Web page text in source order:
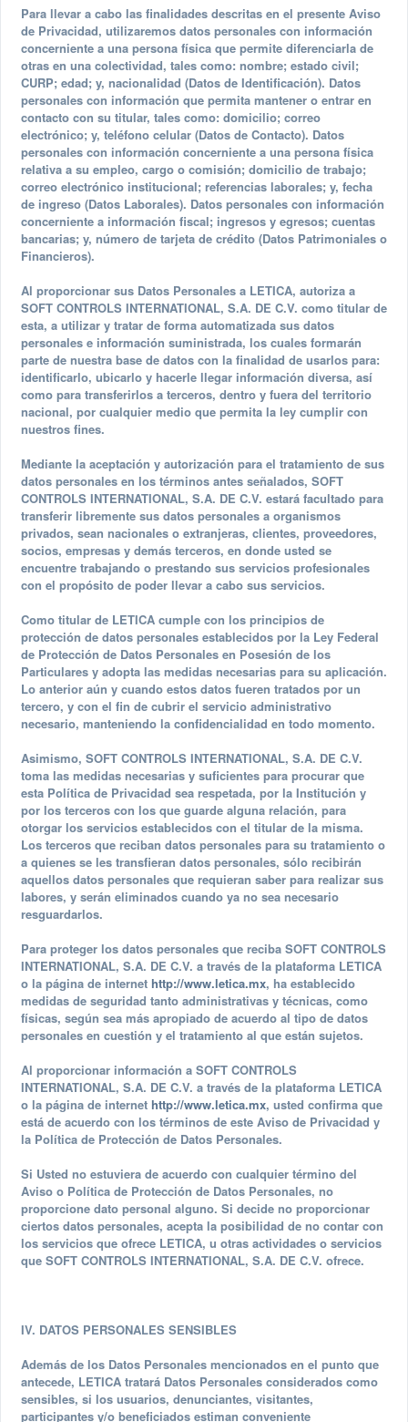
Para llevar a cabo las finalidades descritas en el presente Aviso
de Privacidad, utilizaremos datos personales con información
concerniente a una persona física que permite diferenciarla de
otras en una colectividad, tales como: nombre; estado civil;
CURP; edad; y, nacionalidad (Datos de Identificación). Datos
personales con información que permita mantener o entrar en
contacto con su titular, tales como: domicilio; correo
electrónico; y, teléfono celular (Datos de Contacto). Datos
personales con información concerniente a una persona física
relativa a su empleo, cargo o comisión; domicilio de trabajo;
correo electrónico institucional; referencias laborales; y, fecha
de ingreso (Datos Laborales). Datos personales con información
concerniente a información fiscal; ingresos y egresos; cuentas
bancarias; y, número de tarjeta de crédito (Datos Patrimoniales o
Financieros).
Al proporcionar sus Datos Personales a LETICA, autoriza a
SOFT CONTROLS INTERNATIONAL, S.A. DE C.V. como titular de
esta, a utilizar y tratar de forma automatizada sus datos
personales e información suministrada, los cuales formarán
parte de nuestra base de datos con la finalidad de usarlos para:
identificarlo, ubicarlo y hacerle llegar información diversa, así
como para transferirlos a terceros, dentro y fuera del territorio
nacional, por cualquier medio que permita la ley cumplir con
nuestros fines.
Mediante la aceptación y autorización para el tratamiento de sus
datos personales en los términos antes señalados, SOFT
CONTROLS INTERNATIONAL, S.A. DE C.V. estará facultado para
transferir libremente sus datos personales a organismos
privados, sean nacionales o extranjeras, clientes, proveedores,
socios, empresas y demás terceros, en donde usted se
encuentre trabajando o prestando sus servicios profesionales
con el propósito de poder llevar a cabo sus servicios.
Como titular de LETICA cumple con los principios de
protección de datos personales establecidos por la Ley Federal
de Protección de Datos Personales en Posesión de los
Particulares y adopta las medidas necesarias para su aplicación.
Lo anterior aún y cuando estos datos fueren tratados por un
tercero, y con el fin de cubrir el servicio administrativo
necesario, manteniendo la confidencialidad en todo momento.
Asimismo, SOFT CONTROLS INTERNATIONAL, S.A. DE C.V.
toma las medidas necesarias y suficientes para procurar que
esta Política de Privacidad sea respetada, por la Institución y
por los terceros con los que guarde alguna relación, para
otorgar los servicios establecidos con el titular de la misma.
Los terceros que reciban datos personales para su tratamiento o
a quienes se les transfieran datos personales, sólo recibirán
aquellos datos personales que requieran saber para realizar sus
labores, y serán eliminados cuando ya no sea necesario
resguardarlos.
Para proteger los datos personales que reciba SOFT CONTROLS
INTERNATIONAL, S.A. DE C.V. a través de la plataforma LETICA
o la página de internet http://www.letica.mx, ha establecido
medidas de seguridad tanto administrativas y técnicas, como
físicas, según sea más apropiado de acuerdo al tipo de datos
personales en cuestión y el tratamiento al que están sujetos.
Al proporcionar información a SOFT CONTROLS
INTERNATIONAL, S.A. DE C.V. a través de la plataforma LETICA
o la página de internet http://www.letica.mx, usted confirma que
está de acuerdo con los términos de este Aviso de Privacidad y
la Política de Protección de Datos Personales.
Si Usted no estuviera de acuerdo con cualquier término del
Aviso o Política de Protección de Datos Personales, no
proporcione dato personal alguno. Si decide no proporcionar
ciertos datos personales, acepta la posibilidad de no contar con
los servicios que ofrece LETICA, u otras actividades o servicios
que SOFT CONTROLS INTERNATIONAL, S.A. DE C.V. ofrece.
IV. DATOS PERSONALES SENSIBLES
Además de los Datos Personales mencionados en el punto que
antecede, LETICA tratará Datos Personales considerados como
sensibles, si los usuarios, denunciantes, visitantes,
participantes y/o beneficiados estiman conveniente